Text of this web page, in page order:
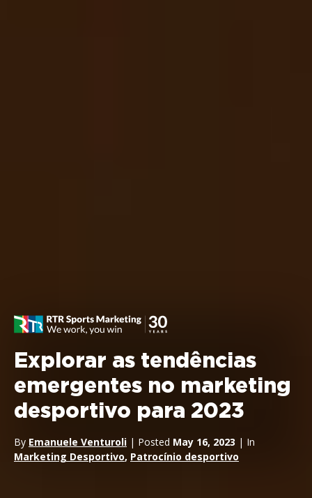
Explorar as tendências
emergentes no marketing
desportivo para 2023
By Emanuele Venturoli | Posted May 16, 2023 | In
Marketing Desportivo, Patrocínio desportivo